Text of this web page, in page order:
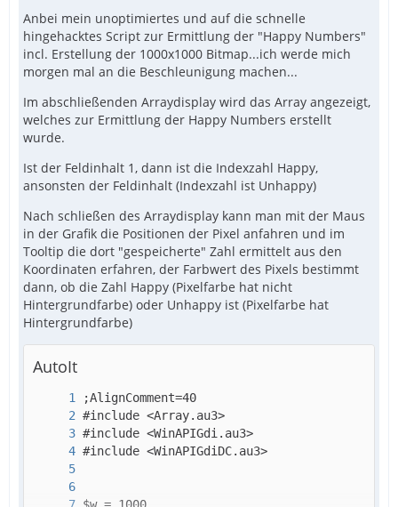
Anbei mein unoptimiertes und auf die schnelle
hingehacktes Script zur Ermittlung der "Happy Numbers"
incl. Erstellung der 1000x1000 Bitmap...ich werde mich
morgen mal an die Beschleunigung machen...
Im abschließenden Arraydisplay wird das Array angezeigt,
welches zur Ermittlung der Happy Numbers erstellt
wurde.
Ist der Feldinhalt 1, dann ist die Indexzahl Happy,
ansonsten der Feldinhalt (Indexzahl ist Unhappy)
Nach schließen des Arraydisplay kann man mit der Maus
in der Grafik die Positionen der Pixel anfahren und im
Tooltip die dort "gespeicherte" Zahl ermittelt aus den
Koordinaten erfahren, der Farbwert des Pixels bestimmt
dann, ob die Zahl Happy (Pixelfarbe hat nicht
Hintergrundfarbe) oder Unhappy ist (Pixelfarbe hat
Hintergrundfarbe)
AutoIt